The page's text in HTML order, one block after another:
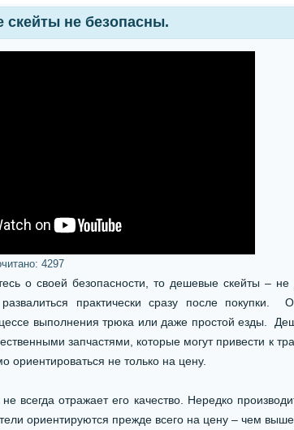
не безопасны.
4297
о своей безопасности, то дешевые скейты –
практически сразу после покупки.
выполнения трюка или даже простой езды.
запчастями, которые могут привести к
ориентироваться не только на цену.
всегда отражает его качество. Нередко
ориентируются прежде всего на цену – чем